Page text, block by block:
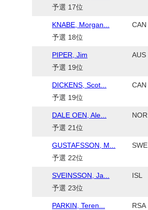
予選 17位
KNABE, Morgan...
予選 18位
CAN
PIPER, Jim
予選 19位
AUS
DICKENS, Scot...
予選 19位
CAN
DALE OEN, Ale...
予選 21位
NOR
GUSTAFSSON, M...
予選 22位
SWE
SVEINSSON, Ja...
予選 23位
ISL
PARKIN, Teren... RSA